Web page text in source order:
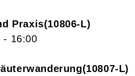
Praxis 10806-L
- 16:00
10807-L